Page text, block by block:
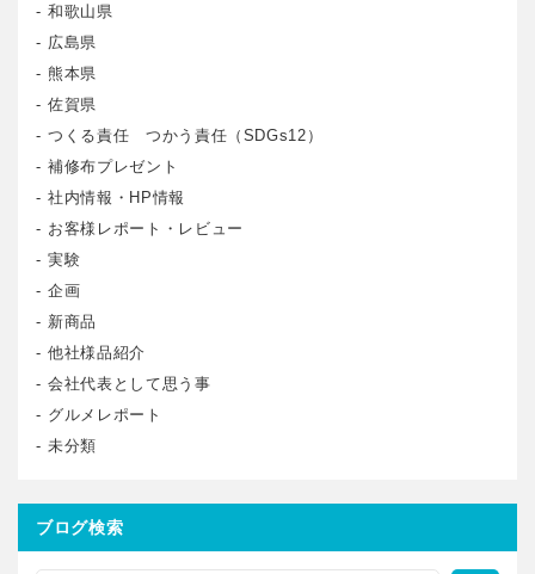
和歌山県
広島県
熊本県
佐賀県
つくる責任 つかう責任（SDGs12）
補修布プレゼント
社内情報・HP情報
お客様レポート・レビュー
実験
企画
新商品
他社様品紹介
会社代表として思う事
グルメレポート
未分類
ブログ検索